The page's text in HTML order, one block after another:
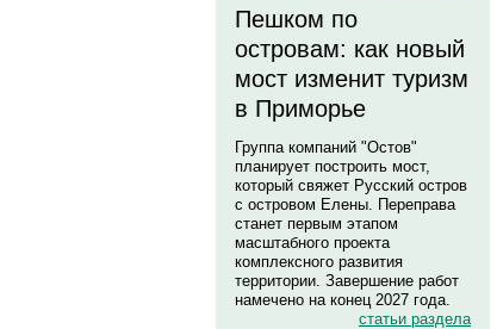
Пешком по
островам: как новый
мост изменит туризм
в Приморье
Группа компаний "Остов"
планирует построить мост,
который свяжет Русский остров
с островом Елены. Переправа
станет первым этапом
масштабного проекта
комплексного развития
территории. Завершение работ
намечено на конец 2027 года.
статьи раздела